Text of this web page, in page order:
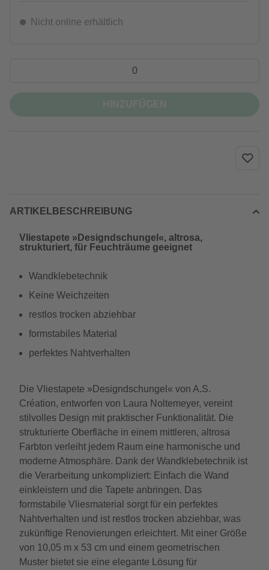
Nicht online erhältlich
ARTIKELBESCHREIBUNG
Vliestapete »Designdschungel«, altrosa,
strukturiert, für Feuchträume geeignet
Wandklebetechnik
Keine Weichzeiten
restlos trocken abziehbar
formstabiles Material
perfektes Nahtverhalten
Die Vliestapete »Designdschungel« von A.S.
Création, entworfen von Laura Noltemeyer, vereint
stilvolles Design mit praktischer Funktionalität. Die
strukturierte Oberfläche in einem mittleren, altrosa
Farbton verleiht jedem Raum eine harmonische und
moderne Atmosphäre. Dank der Wandklebetechnik ist
die Verarbeitung unkompliziert: Einfach die Wand
einkleistern und die Tapete anbringen. Das
formstabile Vliesmaterial sorgt für ein perfektes
Nahtverhalten und ist restlos trocken abziehbar, was
zukünftige Renovierungen erleichtert. Mit einer Größe
von 10,05 m x 53 cm und einem geometrischen
Muster bietet sie eine elegante Lösung für